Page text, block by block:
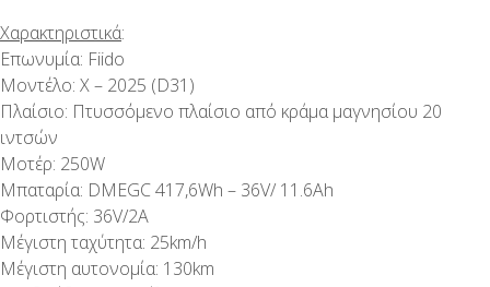
Χαρακτηριστικά:
Επωνυμία: Fiido
Μοντέλο: X – 2025 (D31)
Πλαίσιο: Πτυσσόμενο πλαίσιο από κράμα μαγνησίου 20
ιντσών
Μοτέρ: 250W
Μπαταρία: DMEGC 417,6Wh – 36V/ 11.6Ah
Φορτιστής: 36V/2A
Μέγιστη ταχύτητα: 25km/h
Μέγιστη αυτονομία: 130km